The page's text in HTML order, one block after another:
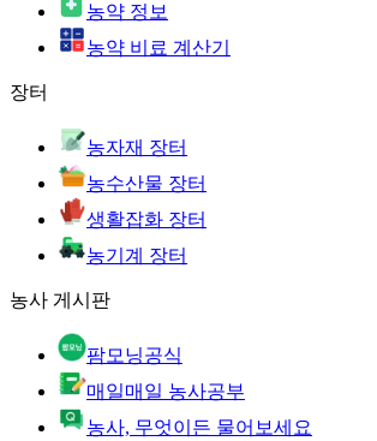
농약 정보
농약 비료 계산기
장터
농자재 장터
농수산물 장터
생활잡화 장터
농기계 장터
농사 게시판
팜모닝공식
매일매일 농사공부
농사, 무엇이든 물어보세요